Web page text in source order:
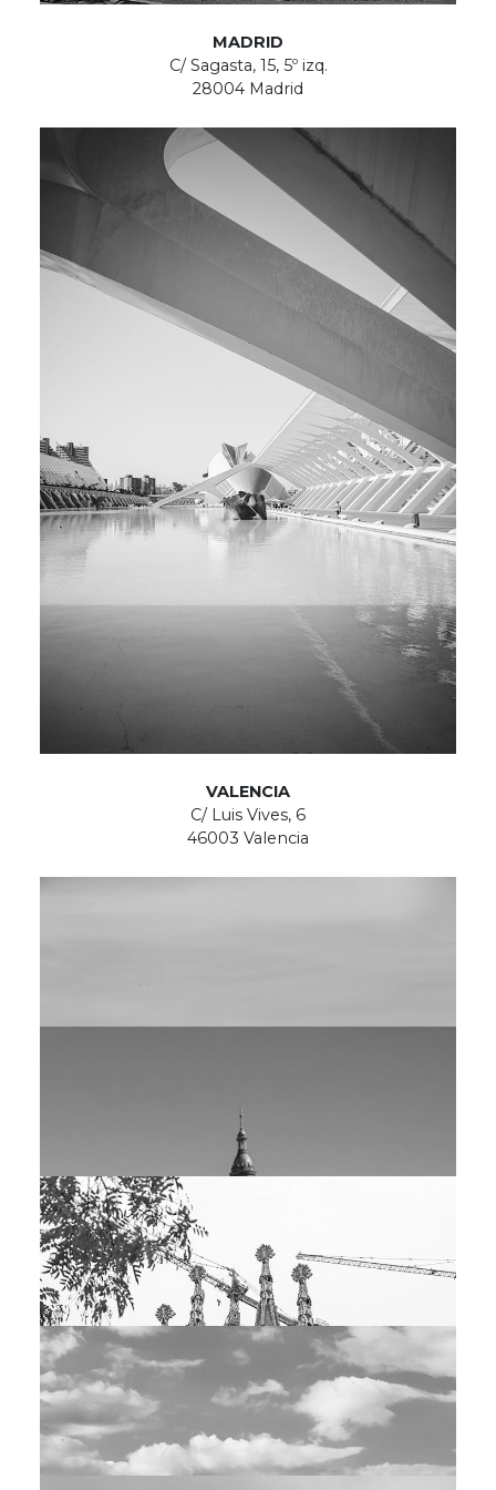
MADRID
C/ Sagasta, 15, 5º izq.
28004 Madrid
VALENCIA
C/ Luis Vives, 6
46003 Valencia